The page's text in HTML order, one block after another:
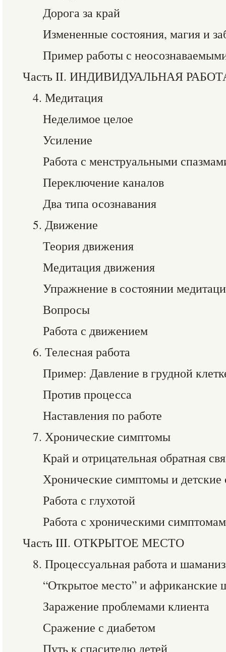
Дорога за край
Измененные состояния, магия и
Пример работы с
Часть II. ИНДИВИДУАЛЬНАЯ
4. Медитация
Неделимое целое
Усиление
Работа с менструальными
Переключение каналов
Два типа осознавания
5. Движение
Теория движения
Медитация движения
Упражнение в состоянии
Вопросы
Работа с движением
6. Телесная работа
Пример: Давление в грудной
Против процесса
Наставления по работе
7. Хронические симптомы
Край и отрицательная обратная
Хронические симптомы и детские
Работа с глухотой
Работа с хроническими
Часть III. ОТКРЫТОЕ МЕСТО
8. Процессуальная работа и
“Открытое место” и африканские
Заражение проблемами клиента
Сражение с диабетом
Путь к спасителю детей